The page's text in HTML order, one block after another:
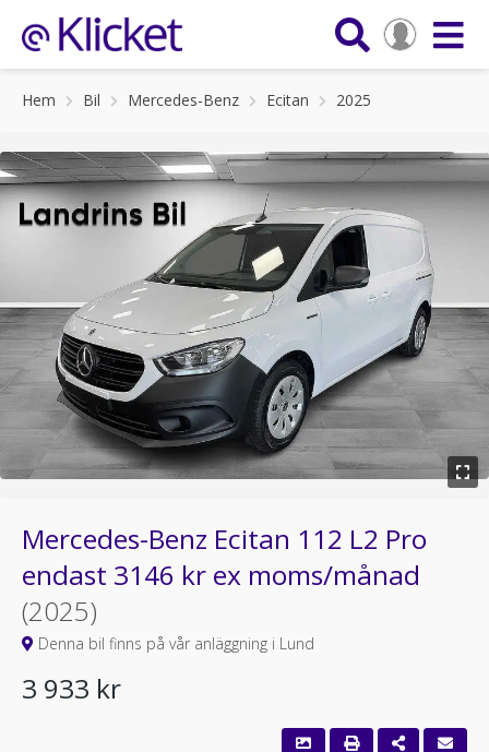
Hem Bil Mercedes-Benz Ecitan 2025
Mercedes-Benz Ecitan 112 L2 Pro
endast 3146 kr ex moms/månad
(2025)
Denna bil finns på vår anläggning i Lund
3 933 kr